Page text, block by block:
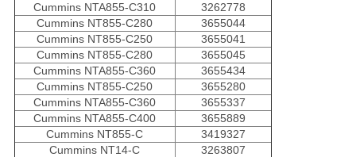
Cummins NTA855-C310
3262778
Cummins NT855-C280
3655044
Cummins NT855-C250
3655041
Cummins NT855-C280
3655045
Cummins NTA855-C360
3655434
Cummins NT855-C250
3655280
Cummins NTA855-C360
3655337
Cummins NTA855-C400
3655889
Cummins NT855-C
3419327
Cummins NT14-C
3263807